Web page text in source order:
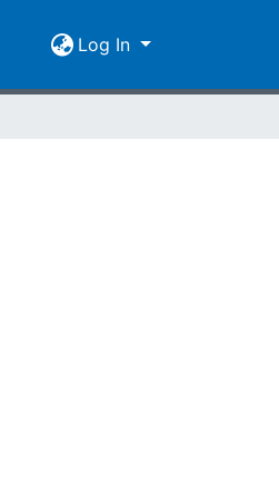
Log In